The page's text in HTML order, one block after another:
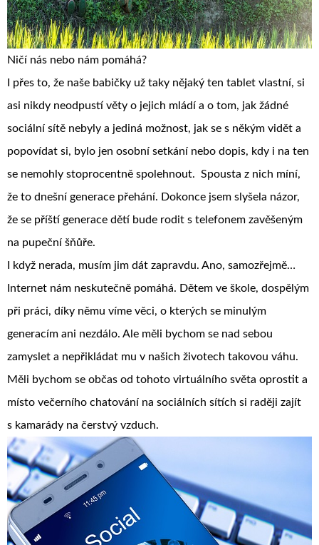
Ničí nás nebo nám pomáhá?
I přes to, že naše babičky už taky nějaký ten tablet vlastní, si
asi nikdy neodpustí věty o jejich mládí a o tom, jak žádné
sociální sítě nebyly a jediná možnost, jak se s někým vidět a
popovídat si, bylo jen osobní setkání nebo dopis, kdy i na ten
se nemohly stoprocentně spolehnout. Spousta z nich míní,
že to dnešní generace přehání. Dokonce jsem slyšela názor,
že se příští generace dětí bude rodit s telefonem zavěšeným
na pupeční šňůře.
I když nerada, musím jim dát zapravdu. Ano, samozřejmě…
Internet nám neskutečně pomáhá. Dětem ve škole, dospělým
při práci, díky němu víme věci, o kterých se minulým
generacím ani nezdálo. Ale měli bychom se nad sebou
zamyslet a nepřikládat mu v našich životech takovou váhu.
Měli bychom se občas od tohoto virtuálního světa oprostit a
místo večerního chatování na sociálních sítích si raději zajít
s kamarády na čerstvý vzduch.